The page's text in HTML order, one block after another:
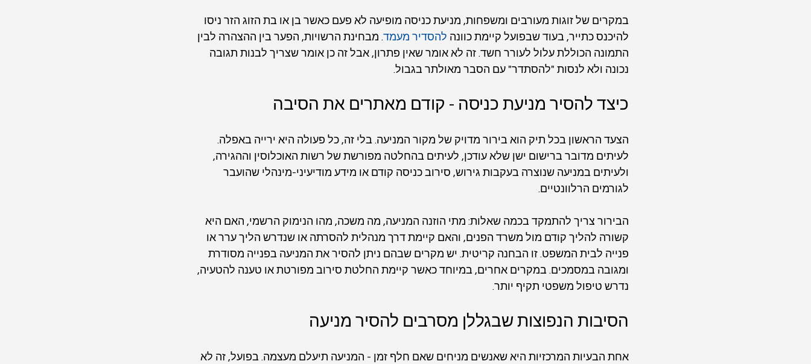
במקרים של זוגות מעורבים ומשפחות, מניעת כניסה מופיעה לא פעם כאשר בן או בת הזוג הזר ניסו
להיכנס כתייר, בעוד שבפועל קיימת כוונה להסדיר מעמד. מבחינת הרשויות, הפער בין ההצהרה לבין
התמונה הכוללת עלול לעורר חשד. זה לא אומר שאין פתרון, אבל זה כן אומר שצריך לבנות תגובה
נכונה ולא לנסות "להסתדר" עם הסבר מאולתר בגבול.
כיצד להסיר מניעת כניסה - קודם מאתרים את הסיבה
הצעד הראשון בכל תיק הוא בירור מדויק של מקור המניעה. בלי זה, כל פעולה היא ירייה באפלה.
לעיתים מדובר ברישום ישן שלא עודכן, לעיתים בהחלטה מפורשת של רשות האוכלוסין וההגירה,
ולעיתים במניעה שנוצרה בעקבות גירוש, סירוב כניסה קודם או מידע מודיעיני-מינהלי שהועבר
לגורמים הרלוונטיים.
הבירור צריך להתמקד בכמה שאלות: מתי הוזנה המניעה, מה משכה, מהו הנימוק הרשמי, האם היא
קשורה להליך קודם מול משרד הפנים, והאם קיימת דרך מנהלית להסרתה או שנדרש הליך ערר או
פנייה לבית המשפט. זו הבחנה קריטית. יש מקרים שבהם ניתן להסיר את המניעה בפנייה מסודרת
ומגובה במסמכים. במקרים אחרים, במיוחד כאשר קיימת החלטת סירוב מפורטת או טענה להטעיה,
נדרש טיפול משפטי תקיף יותר.
הסיבות הנפוצות שבגללן מסרבים להסיר מניעה
אחת הבעיות המרכזיות היא שאנשים מניחים שאם חלף זמן - המניעה תיעלם מעצמה. בפועל, זה לא